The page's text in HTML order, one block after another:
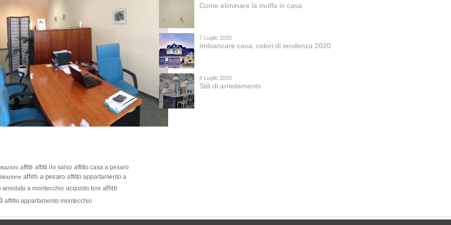
affitti affitti rio salso affitto casa a pesaro
affitti a pesaro affitto appartamento a
arredato a montecchio acquisto box affitti
affitto appartamento montecchio
Come eliminare la muffa in casa
7 Luglio 2020
Imbiancare casa, colori di tendenza 2020
6 Luglio 2020
Stili di arredamento